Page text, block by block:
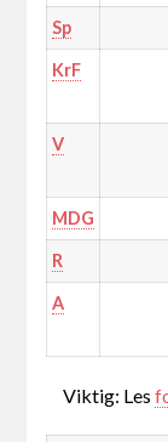
Sp
KrF
V
MDG
R
A
Viktig: Les